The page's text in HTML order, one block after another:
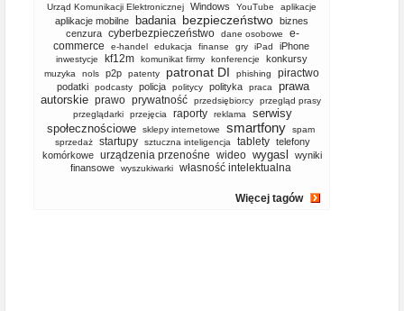
Urząd Komunikacji Elektronicznej Windows YouTube aplikacje
aplikacje mobilne badania bezpieczeństwo biznes
cenzura cyberbezpieczeństwo dane osobowe
e-
commerce
e-handel edukacja finanse gry iPad iPhone
inwestycje kf12m komunikat firmy konferencje konkursy
muzyka nols p2p patenty patronat DI phishing piractwo
podatki podcasty policja politycy polityka praca
prawa
autorskie prawo prywatność przedsiębiorcy
przegląd prasy
przeglądarki
przejęcia raporty reklama
serwisy
społecznościowe
sklepy internetowe smartfony
spam
sprzedaż
startupy sztuczna inteligencja tablety telefony
komórkowe
urządzenia przenośne wideo wygasl
wyniki
finansowe
wyszukiwarki własność intelektualna
Więcej tagów